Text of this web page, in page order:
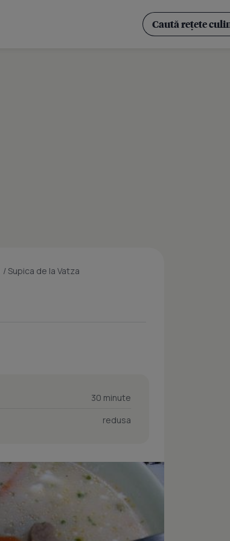
/Supica de la Vatza
30 minute
redusa